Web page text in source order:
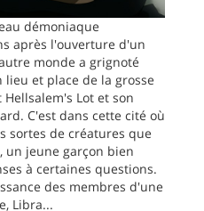
démoniaque
après l'ouverture d'un
monde a grignoté
et place de la grosse
Lot et son
C'est dans cette cité où
sortes de créatures que
un jeune garçon bien
à certaines questions.
des membres d'une
Libra...